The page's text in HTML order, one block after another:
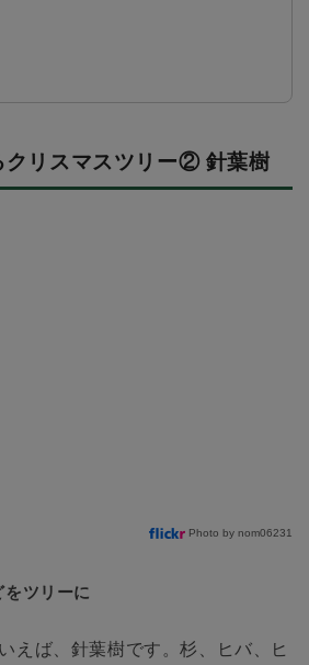
クリスマスツリー② 針葉樹
Photo by nom06231
ツリーに
えば、針葉樹です。杉、ヒバ、ヒ